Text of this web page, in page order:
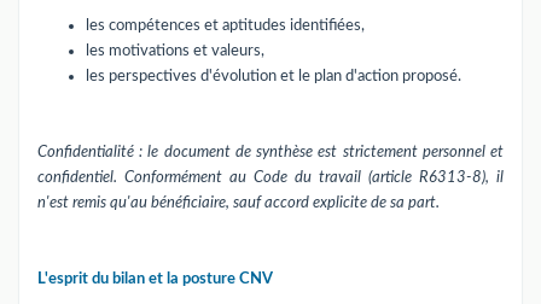
les compétences et aptitudes identifiées,
les motivations et valeurs,
les perspectives d'évolution et le plan d'action proposé.
Confidentialité : le document de synthèse est strictement personnel et
confidentiel. Conformément au Code du travail (article R6313-8), il
n'est remis qu'au bénéficiaire, sauf accord explicite de sa part.
L'esprit du bilan et la posture CNV